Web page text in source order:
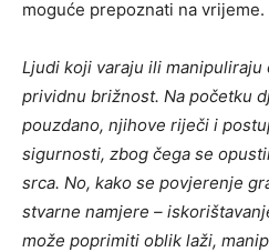
moguće prepoznati na vrijeme.
Ljudi koji varaju ili
prividnu brižnost. Na početku
pouzdano, njihove riječi i
sigurnosti, zbog čega se
srca. No, kako se povjerenje
stvarne namjere –
može poprimiti oblik laži,